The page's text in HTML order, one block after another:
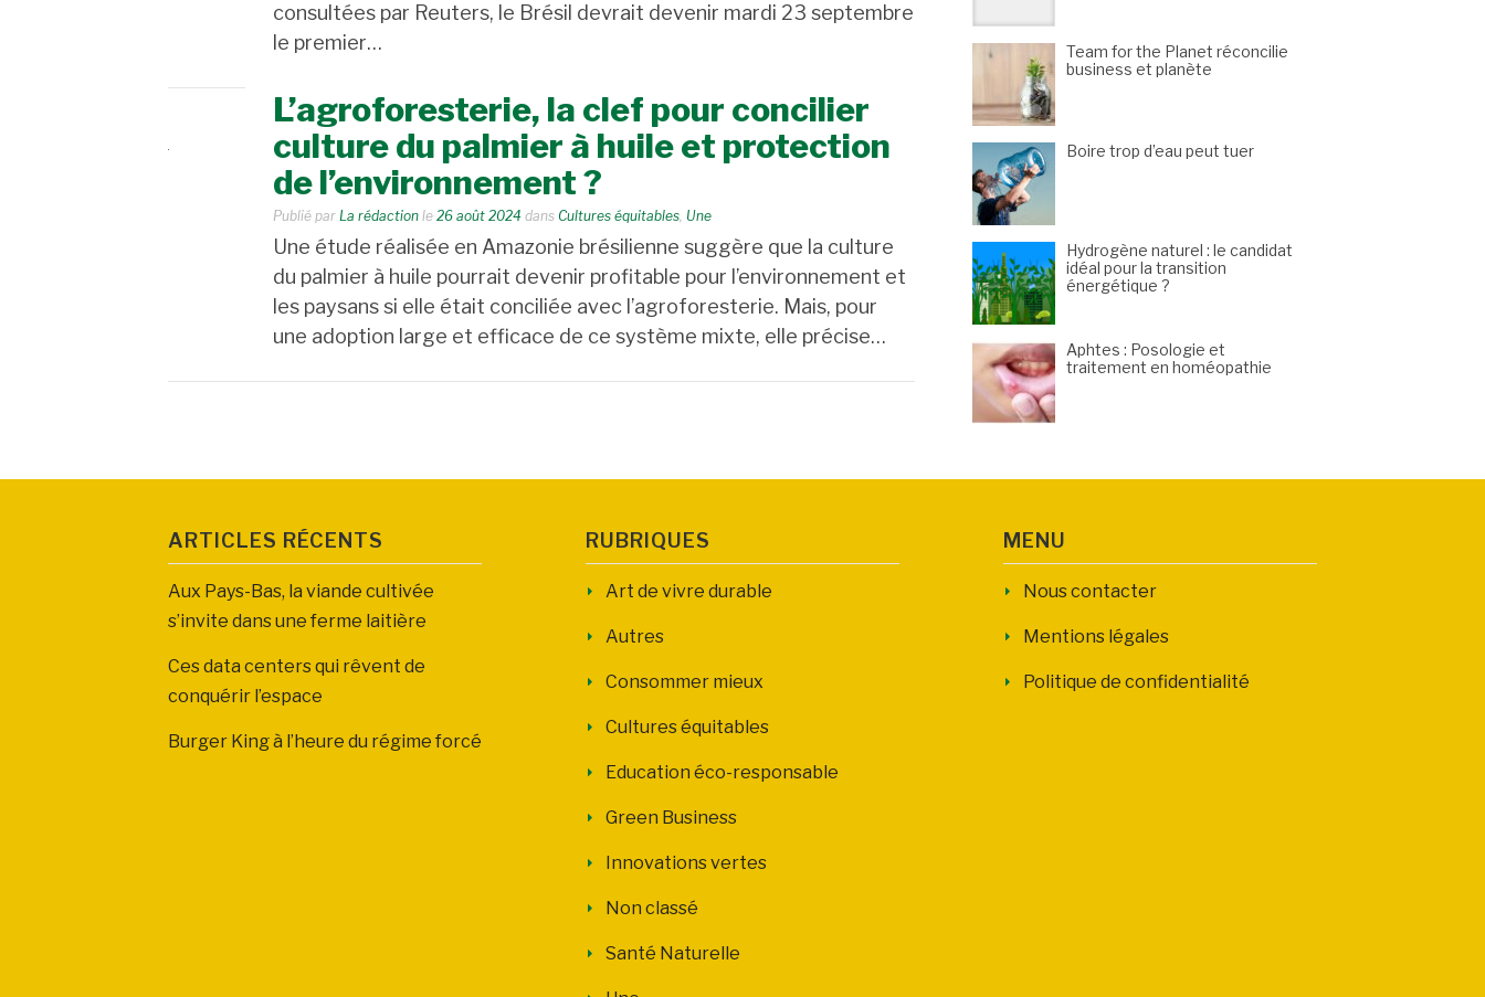
consultées par Reuters, le Brésil devrait devenir mardi 23 septembre
le premier…
L’agroforesterie, la clef pour concilier
culture du palmier à huile et protection
de l’environnement ?
Publié par La rédaction le 26 août 2024 dans Cultures équitables, Une
Une étude réalisée en Amazonie brésilienne suggère que la culture
du palmier à huile pourrait devenir profitable pour l’environnement et
les paysans si elle était conciliée avec l’agroforesterie. Mais, pour
une adoption large et efficace de ce système mixte, elle précise…
Team for the Planet réconcilie
business et planète
Boire trop d’eau peut tuer
Hydrogène naturel : le candidat
idéal pour la transition
énergétique ?
Aphtes : Posologie et
traitement en homéopathie
ARTICLES RÉCENTS
Aux Pays-Bas, la viande cultivée
s’invite dans une ferme laitière
Ces data centers qui rêvent de
conquérir l’espace
Burger King à l’heure du régime forcé
RUBRIQUES
Art de vivre durable
Autres
Consommer mieux
Cultures équitables
Education éco-responsable
Green Business
Innovations vertes
Non classé
Santé Naturelle
MENU
Nous contacter
Mentions légales
Politique de confidentialité